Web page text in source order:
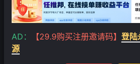
AD： 【29.9购买注册邀请码】 登陆
源